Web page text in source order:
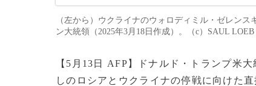
（左から）ウクライナのウォロディミル・ゼレン
ン大統領（2025年3月18日作成）。（c）SAUL LOEB
【5月13日 AFP】ドナルド・トランプ米
しのロシアとウクライナの停戦に向けた